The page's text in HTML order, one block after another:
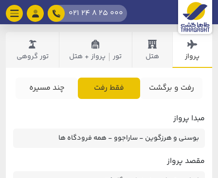
021 24 8 25 000
پرواز هتل تور پرواز + هتل تور گروهی
رفت و برگشت فقط رفت چند مسیره
مبدا پرواز
مقصد پرواز